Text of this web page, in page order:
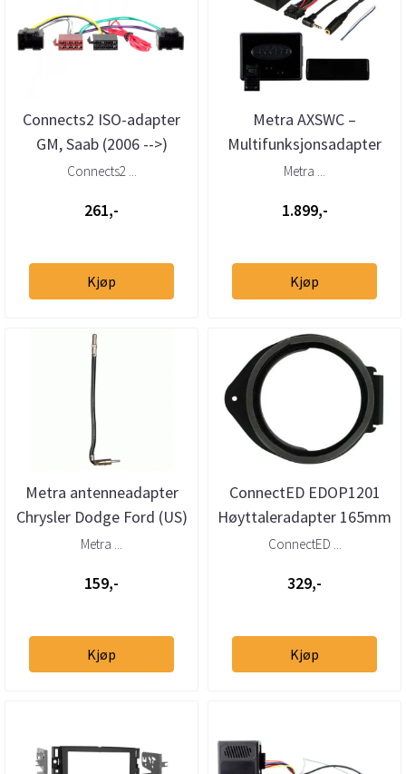
Connects2 ISO-adapter
GM, Saab (2006 -->)
Connects2 ...
261,-
Kjøp
Metra AXSWC –
Multifunksjonsadapter
(universalt, automatisk)
Metra ...
1.899,-
Kjøp
Metra antenneadapter
Chrysler Dodge Ford (US)
GM Jeep Saab
Metra ...
159,-
Kjøp
ConnectED EDOP1201
Høyttaleradapter 165mm
Opel/GM (2006 →)
ConnectED ...
329,-
Kjøp